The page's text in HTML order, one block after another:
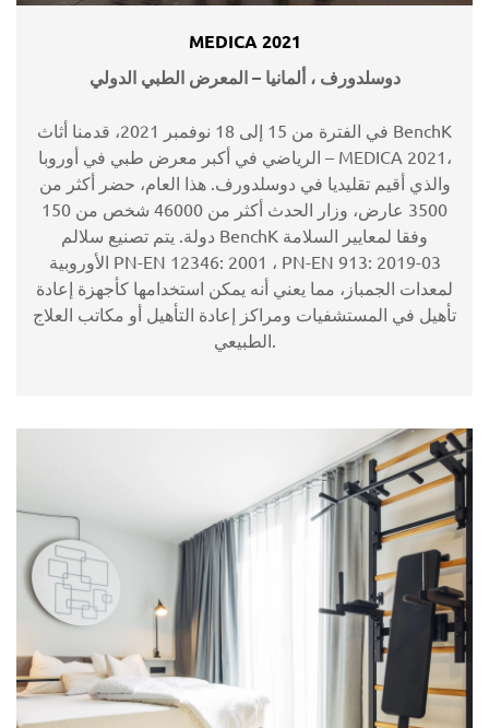
MEDICA 2021
دوسلدورف ، ألمانيا – المعرض الطبي الدولي
في الفترة من 15 إلى 18 نوفمبر 2021، قدمنا ​​أثاث BenchK
الرياضي في أكبر معرض طبي في أوروبا – MEDICA 2021،
والذي أقيم تقليديا في دوسلدورف. هذا العام، حضر أكثر من
3500 عارض، وزار الحدث أكثر من 46000 شخص من 150
دولة. يتم تصنيع سلالم BenchK وفقا لمعايير السلامة
الأوروبية PN-EN 12346: 2001 ، PN-EN 913: 2019-03
لمعدات الجمباز، مما يعني أنه يمكن استخدامها كأجهزة إعادة
تأهيل في المستشفيات ومراكز إعادة التأهيل أو مكاتب العلاج
الطبيعي.